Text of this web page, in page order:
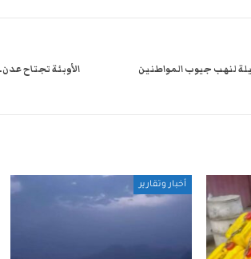
لنهب جيوب المواطنين
الأوبئة تجتاح
أخبار وتقارير